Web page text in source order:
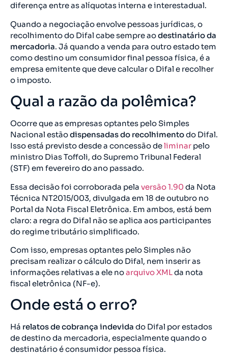
diferença entre as alíquotas interna e interestadual.
Quando a negociação envolve pessoas jurídicas, o
recolhimento do Difal cabe sempre aodestinatário da
mercadoria. Já quando a venda para outro estado tem
como destino um consumidor final pessoa física, é a
empresa emitente que deve calcular o Difal e recolher
o imposto.
Qual a razão da polêmica?
Ocorre que as empresas optantes pelo Simples
Nacional estãodispensadas do recolhimentodo Difal.
Isso está previsto desde a concessão deliminar pelo
ministro Dias Toffoli, do Supremo Tribunal Federal
(STF) em fevereiro do ano passado.
Essa decisão foi corroborada pela versão 1.90 da Nota
Técnica NT2015/003, divulgada em 18 de outubro no
Portal da Nota Fiscal Eletrônica. Em ambos, está bem
claro: a regra do Difal não se aplica aos participantes
do regime tributário simplificado.
Com isso, empresas optantes pelo Simples não
precisam realizar o cálculo do Difal, nem inserir as
informações relativas a ele noarquivo XMLda nota
fiscal eletrônica (NF-e).
Onde está o erro?
Há relatos de cobrança indevida do Difal por estados
de destino da mercadoria, especialmente quando o
destinatário é consumidor pessoa física.